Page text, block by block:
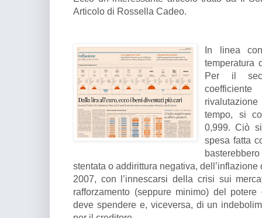
Articolo di Rossella Cadeo.
In linea
temperatura
Per il
tempo, si
0,999. Ciò
spesa fatta
stentata o addirittura negativa,
2007, con l’innescarsi della crisi sui
rafforzamento (seppure minimo) del
deve spendere e, viceversa, di un